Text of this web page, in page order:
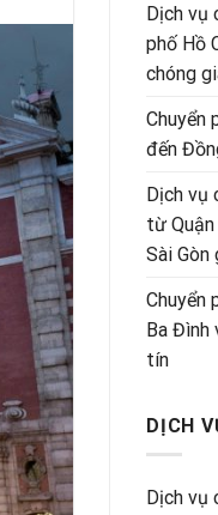
Dịch vụ
phố Hồ
chóng
Chuyển
đến
Dịch vụ
từ
Sài Gòn
Chuyển
Ba Đình
tín
DỊCH
Dịch vụ